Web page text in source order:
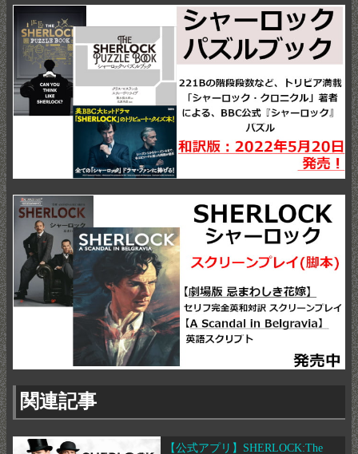
関連記事
【公式アプリ】SHERLOCK:The